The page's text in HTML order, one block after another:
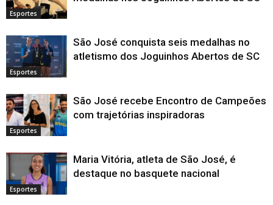
Esportes
Esportes
São José conquista seis medalhas no
atletismo dos Joguinhos Abertos de SC
Esportes
São José recebe Encontro de Campeões
com trajetórias inspiradoras
Esportes
Maria Vitória, atleta de São José, é
destaque no basquete nacional